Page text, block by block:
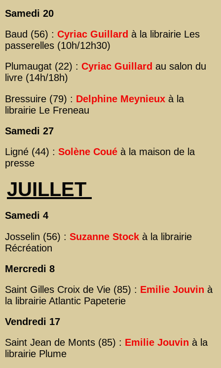
Samedi 20
Baud (56) : Cyriac Guillard à la librairie Les
passerelles (10h/12h30)
Plumaugat (22) : Cyriac Guillard au salon du
livre (14h/18h)
Bressuire (79) : Delphine Meynieux à la
librairie Le Freneau
Samedi 27
Ligné (44) : Solène Coué à la maison de la
presse
JUILLET
Samedi 4
Josselin (56) : Suzanne Stock à la librairie
Récréation
Mercredi 8
Saint Gilles Croix de Vie (85) : Emilie Jouvin à
la librairie Atlantic Papeterie
Vendredi 17
Saint Jean de Monts (85) : Emilie Jouvin à la
librairie Plume